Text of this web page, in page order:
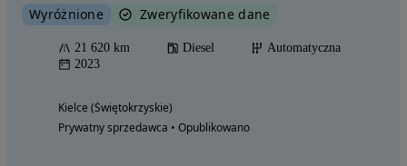
Wyróżnione Zweryfikowane dane
21 620 km Diesel
Automatyczna
2023
Kielce (Świętokrzyskie)
Prywatny sprzedawca • Opublikowano